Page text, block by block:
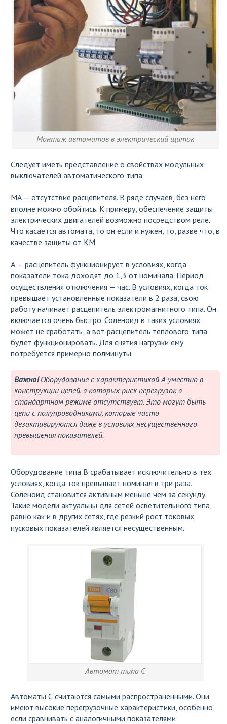
Монтаж автоматов в электрический щиток
Следует иметь представление о свойствах модульных
выключателей автоматического типа.
МА — отсутствие расцепителя. В ряде случаев, без него
вполне можно обойтись. К примеру, обеспечение защиты
электрических двигателей возможно посредством реле.
Что касается автомата, то он если и нужен, то, разве что, в
качестве защиты от КМ
А — расцепитель функционирует в условиях, когда
показатели тока доходят до 1,3 от номинала. Период
осуществления отключения — час. В условиях, когда ток
превышает установленные показатели в 2 раза, свою
работу начинает расцепитель электромагнитного типа. Он
включается очень быстро. Соленоид в таких условиях
может не сработать, а вот расцепитель теплового типа
будет функционировать. Для снятия нагрузки ему
потребуется примерно полминуты.
Важно!Оборудование с характеристикой А уместно в
конструкции цепей, в которых риск перегрузок в
стандартном режиме отсутствует. Это могут быть
цепи с полупроводниками, которые часто
дезактивируются даже в условиях несущественного
превышения показателей.
Оборудование типа В срабатывает исключительно в тех
условиях, когда ток превышает номинал в три раза.
Соленоид становится активным меньше чем за секунду.
Такие модели актуальны для сетей осветительного типа,
равно как и в других сетях, где резкий рост токовых
пусковых показателей является несущественным.
Автомат типа С
Автоматы С считаются самыми распространенными. Они
имеют высокие перегрузочные характеристики, особенно
если сравнивать с аналогичными показателями